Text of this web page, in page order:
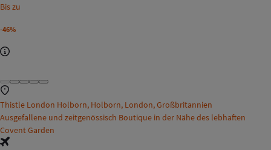
Bis zu
-46%
Thistle London Holborn, Holborn, London, Großbritannien
Ausgefallene und zeitgenössisch Boutique in der Nähe des lebhaften
Covent Garden